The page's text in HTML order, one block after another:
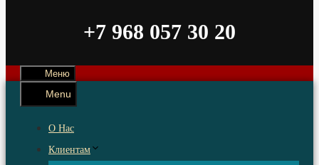
+7 968 057 30 20
Меню
Menu
О Нас
Клиентам